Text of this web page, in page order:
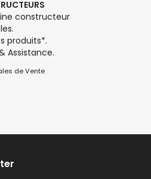
constructeur
produits*.
Assistance.
de Vente